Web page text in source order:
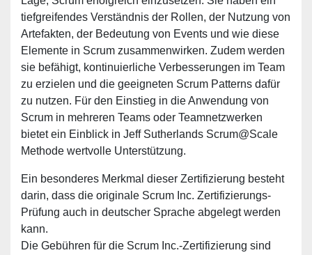
tiefgreifendes Verständnis der Rollen, der Nutzung von
Artefakten, der Bedeutung von Events und wie diese
Elemente in Scrum zusammenwirken. Zudem werden
sie befähigt, kontinuierliche Verbesserungen im Team
zu erzielen und die geeigneten Scrum Patterns dafür
zu nutzen. Für den Einstieg in die Anwendung von
Scrum in mehreren Teams oder Teamnetzwerken
bietet ein Einblick in Jeff Sutherlands Scrum@Scale
Methode wertvolle Unterstützung.
Ein besonderes Merkmal dieser Zertifizierung besteht
darin, dass die originale Scrum Inc. Zertifizierungs-
Prüfung auch in deutscher Sprache abgelegt werden
kann.
Die Gebühren für die Scrum Inc.-Zertifizierung sind